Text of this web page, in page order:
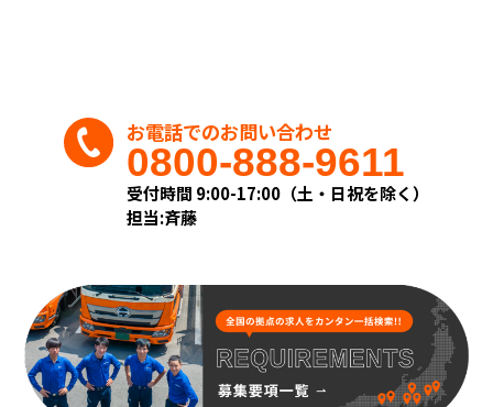
・業務上のご連絡をする場合
・当社が取り扱う商品及びサービスに関する
ご案内をする場合
・お客様からのお問い合せまたはご依頼等へ
の対応をさせて頂く場合
◎上記目的以外の利用について
上記以外の目的で、お客様の個人情報を利用す
る必要が生じた場合には、法令により許され
る場合を除き、その利用について、お客様の同
意を頂くものとします。
お電話でのお問い合わせ
0800-888-9611
受付時間 9:00-17:00（土・日祝を除く）
担当:斉藤